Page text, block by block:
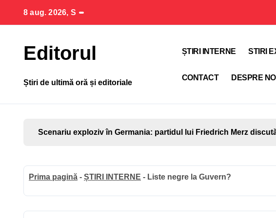
conținut
8 aug. 2026, S
Editorul
Știri de ultimă oră și editoriale
ȘTIRI INTERNE STIRI
CONTACT DESPRE NOI
Scenariu exploziv în Germania: partidul lui Friedrich Merz
Prima pagină - ȘTIRI INTERNE - Liste negre la Guvern?